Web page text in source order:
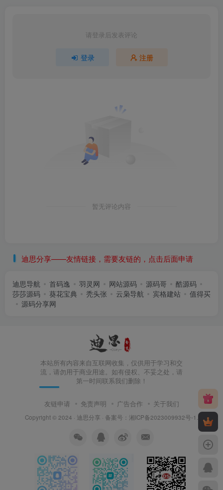
请登录后发表评论
登录 注册
暂无评论内容
迪思分享——友情链接，需要友链的，点击后面申请
迪思导航 首码逸 羽灵网 网站源码 源码哥
酷源码
莎莎源码
葵花宝典 秃头张 云枭导航 宾格建站
值得买
源码分享网
本站所有内容来自互联网收集，仅供用于学习和交
流，请勿用于商业用途。如有侵权、不妥之处，请
第一时间联系我们删除！
友链申请 免责声明 广告合作 关于我们
Copyright © 2024 · 迪思分享 · 备案号： 湘ICP备2023009932号-1